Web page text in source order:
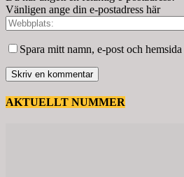
Vänligen ange din e-postadress här
Spara mitt namn, e-post och
AKTUELLT NUMMER